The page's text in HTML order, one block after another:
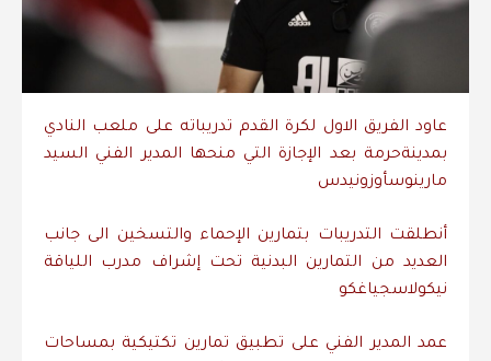
عاود الفريق الاول لكرة القدم تدريباته على ملعب النادي
بمدينةحرمة بعد الإجازة التي منحها المدير الفني السيد
مارينوسأوزونيدس
أنطلقت التدريبات بتمارين الإحماء والتسخين الى جانب
العديد من التمارين البدنية تحت إشراف مدرب
اللياقة
نيكولاسجياغكو
عمد المدير الفني على تطبيق تمارين تكتيكية بمساحات